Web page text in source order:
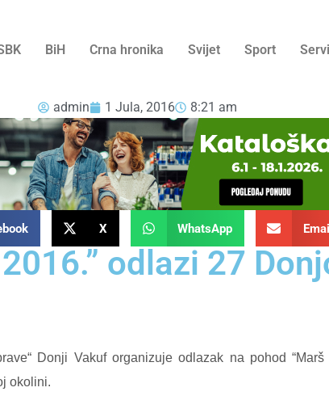
BiH Crna hronika Svijet Sport
admin 1 Jula, 2016 8:21 am
X WhatsApp Email
odlazi 27
Donji Vakuf organizuje odlazak na pohod
okolini.